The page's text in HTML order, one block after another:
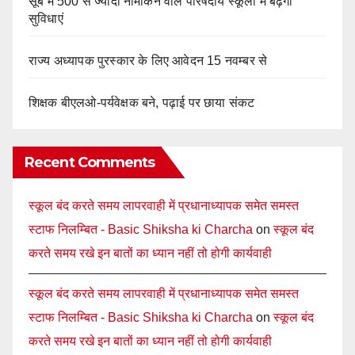
सुविधाएं
राज्य अध्यापक पुरस्कार के लिए आवेदन 15 नवम्बर से
शिक्षक बीएलओ-पर्यवेक्षक बने, पढ़ाई पर छाया संकट
Recent Comments
स्कूल बंद करते समय लापरवाही में प्रधानाध्यापक समेत समस्त
स्टाफ निलम्बित - Basic Shiksha ki Charcha onस्कूल बंद
करते समय रखे इन बातों का ध्यान नहीं तो होगी कार्यवाही
स्कूल बंद करते समय लापरवाही में प्रधानाध्यापक समेत समस्त
स्टाफ निलम्बित - Basic Shiksha ki Charcha onस्कूल बंद
करते समय रखे इन बातों का ध्यान नहीं तो होगी कार्यवाही